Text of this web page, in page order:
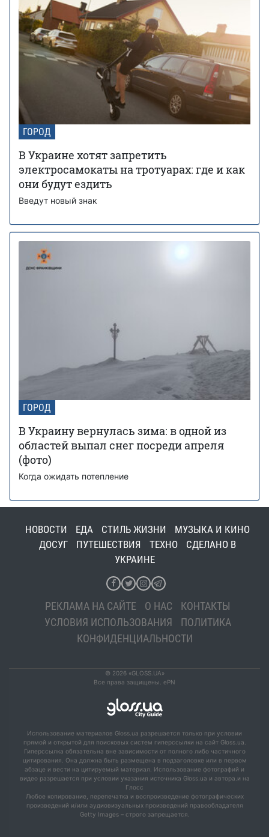
ГОРОД
В Украине хотят запретить
электросамокаты на тротуарах: где и как
они будут ездить
Введут новый знак
ГОРОД
В Украину вернулась зима: в одной из
областей выпал снег посреди апреля
(фото)
Когда ожидать потепление
НОВОСТИ ЕДА СТИЛЬ ЖИЗНИ
МУЗЫКА И КИНО
ДОСУГ
ПУТЕШЕСТВИЯ ТЕХНО
СДЕЛАНО В
УКРАИНЕ
РЕКЛАМА НА САЙТЕ О НАС
КОНТАКТЫ
УСЛОВИЯ ИСПОЛЬЗОВАНИЯ
ПОЛИТИКА
КОНФИДЕНЦИАЛЬНОСТИ
© 2026 «GLOSS.UA»
Все права защищены. ePN
Использование материалов Gloss.ua разрешается только при условии
прямой и открытой для поисковых систем гиперссылки на сайт Gloss.ua.
Гиперссылка обязательна вне зависимости от полного либо частичного
цитирования. Она должна быть размещена в подзаголовке или в первом
абзаце и вести на цитируемый материал. Использование фотографий и
видео разрешается при условии указания источника Gloss.ua и автора.и на
Глосс
Любое копирование, перепечатка и воспроизведение фотографических
произведений и/или аудиовизуальных произведений правообладателя
Getty Images – строго запрещается.